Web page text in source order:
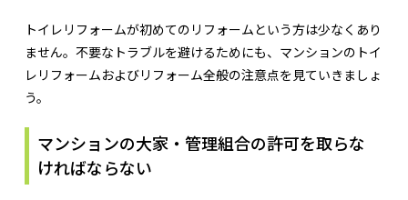
トイレリフォームが初めてのリフォームという方は少なくあり
ません。不要なトラブルを避けるためにも、マンションのトイ
レリフォームおよびリフォーム全般の注意点を見ていきましょ
う。
マンションの大家・管理組合の許可を取らな
ければならない